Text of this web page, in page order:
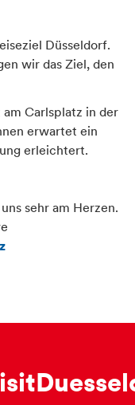
Düsseldorf.
wir das Ziel, den
Carlsplatz in der
erwartet ein
erleichtert.
sehr am Herzen.